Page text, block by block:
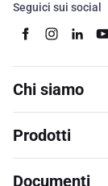
Seguici sui social
Chi siamo
Prodotti
Documenti